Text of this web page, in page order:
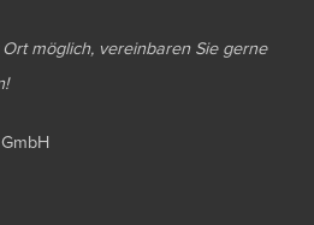
möglich, vereinbaren Sie gerne